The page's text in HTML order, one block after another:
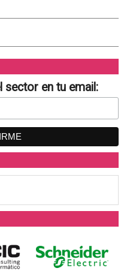
sector en tu email: